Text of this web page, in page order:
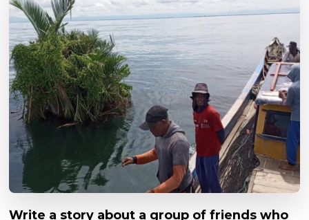
Write a story about a group of friends who